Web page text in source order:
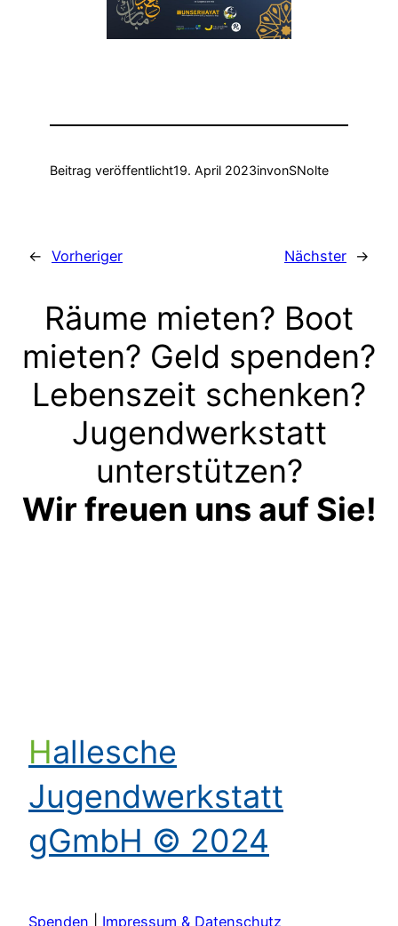
Beitrag veröffentlicht19. April 2023invonSNolte
← Vorheriger Nächster →
Räume mieten? Boot
mieten? Geld spenden?
Lebenszeit schenken?
Jugendwerkstatt
unterstützen?
Wir freuen uns auf Sie!
Hallesche
Jugendwerkstatt
gGmbH © 2024
Spenden Impressum & Datenschutz